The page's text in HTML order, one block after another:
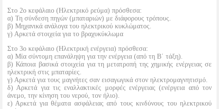
Στο 2ο κεφάλαιο (Ηλεκτρικό ρεύμα) πρόσθεσα:
α) Τη σύνδεση πηγών (μπαταριών) με διάφορους τρόπους.
β) Μηχανικά ανάλογα του ηλεκτρικού κυκλώματος.
γ) Αρκετά στοιχεία για το βραχυκύκλωμα
Στο 3ο κεφάλαιο (Ηλεκτρική ενέργεια) πρόσθεσα:
α) Μία σύντομη επανάληψη για την ενέργεια (από τη Β΄ τάξη).
β) Κάποια βασικά στοιχεία για τη μετατροπή της χημικής ενέργειας σε
ηλεκτρική στις μπαταρίες.
γ) Αρκετά για τους μαγνήτες σαν εισαγωγικά στον ηλεκτρομαγνητισμό.
δ) Αρκετά για τις εναλλακτικές μορφές ενέργειας (ενέργεια από τον
άνεμο, την κίνηση του νερού, τον ήλιο).
ε) Αρκετά για θέματα ασφάλειας από τους κινδύνους του ηλεκτρικού